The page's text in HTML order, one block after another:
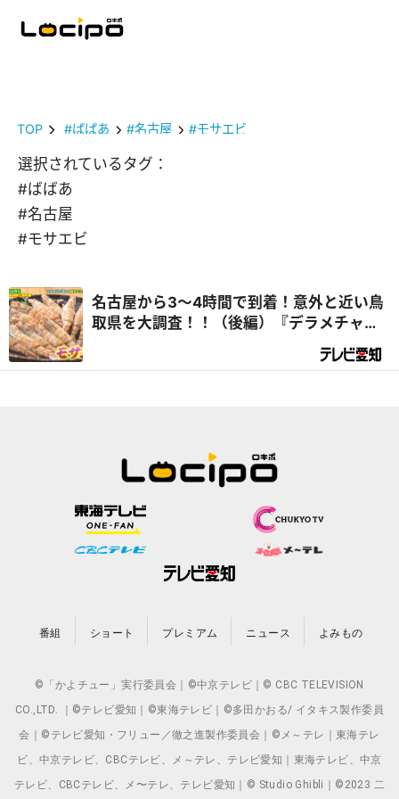
TOP #ばばあ #名古屋 #モサエビ
選択されているタグ：
#ばばあ
#名古屋
#モサエビ
名古屋から3～4時間で到着！意外と近い鳥
取県を大調査！！（後編）『デラメチャ気
番組 ショート プレミアム ニュース よみもの
©「かよチュー」実行委員会｜©中京テレビ｜© CBC TELEVISION
CO.,LTD. ｜©テレビ愛知｜©東海テレビ｜©多田かおる/ イタキス製作委員
会｜©テレビ愛知・フリュー／徹之進製作委員会｜©メ～テレ｜東海テレ
ビ、中京テレビ、CBCテレビ、メ～テレ、テレビ愛知｜東海テレビ、中京
テレビ、CBCテレビ、メ〜テレ、テレビ愛知｜© Studio Ghibli｜©2023 二